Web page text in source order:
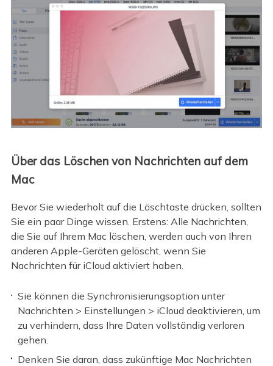
Über das Löschen von Nachrichten auf dem
Mac
Bevor Sie wiederholt auf die Löschtaste drücken, sollten
Sie ein paar Dinge wissen. Erstens: Alle Nachrichten,
die Sie auf Ihrem Mac löschen, werden auch von Ihren
anderen Apple-Geräten gelöscht, wenn Sie
Nachrichten für iCloud aktiviert haben.
Sie können die Synchronisierungsoption unter
Nachrichten > Einstellungen > iCloud deaktivieren, um
zu verhindern, dass Ihre Daten vollständig verloren
gehen.
Denken Sie daran, dass zukünftige Mac Nachrichten